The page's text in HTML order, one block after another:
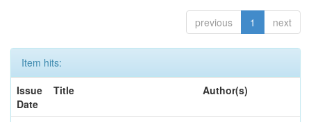
previous 1 next
Item hits:
Issue
Date
Title Author(s)